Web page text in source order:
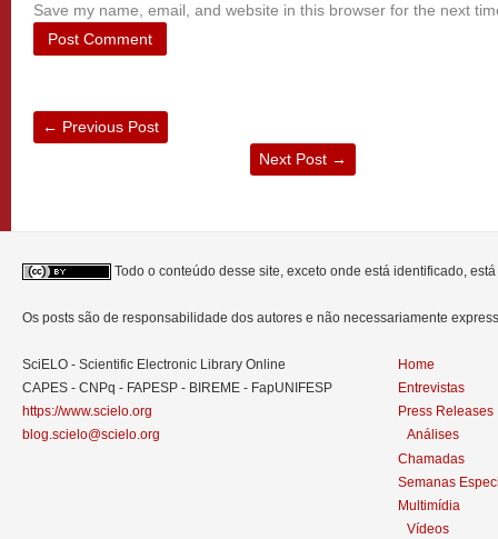
Save my name, email, and website in this browser for the next
← Previous Post
Next Post →
Todo o conteúdo desse site, exceto onde está identificado,
Os posts são de responsabilidade dos autores e não necessariamente
SciELO - Scientific Electronic Library Online
CAPES - CNPq - FAPESP - BIREME - FapUNIFESP
https://www.scielo.org
blog.scielo@scielo.org
Home
Entrevistas
Press Releases
Análises
Chamadas
Semanas
Multimídia
Vídeos